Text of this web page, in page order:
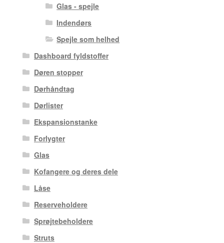
Glas - spejle
Indendørs
Spejle som helhed
Dashboard fyldstoffer
Døren stopper
Dørhåndtag
Dørlister
Ekspansionstanke
Forlygter
Glas
Kofangere og deres dele
Låse
Reserveholdere
Sprøjtebeholdere
Struts